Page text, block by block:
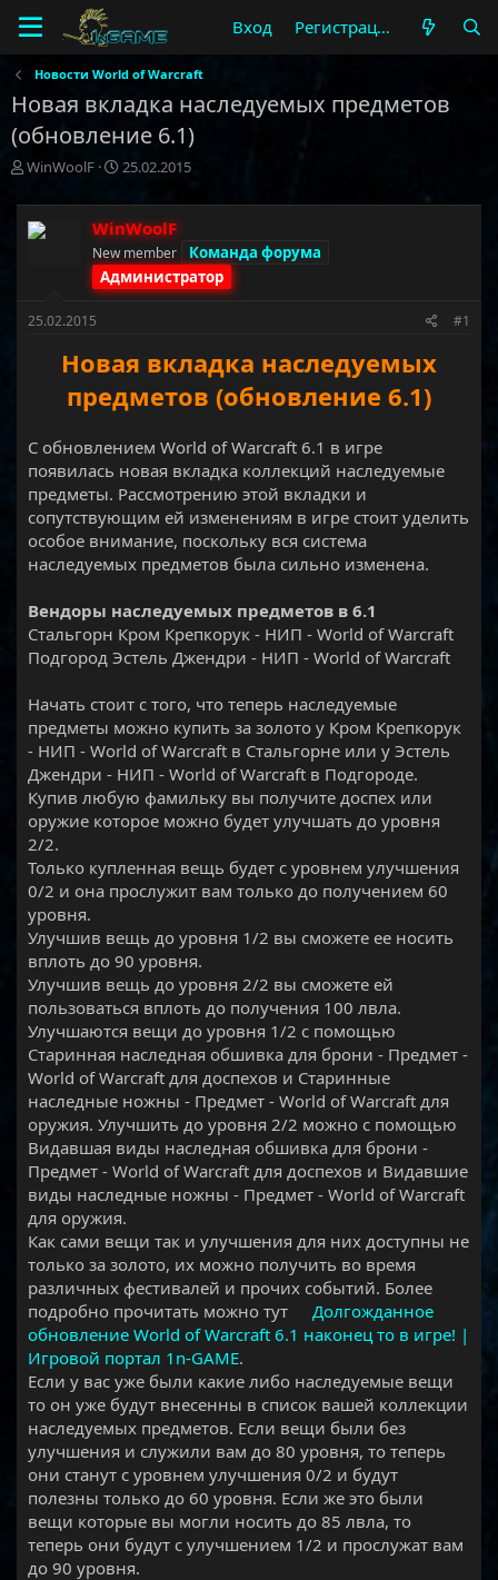
Вход Регистрация
Новости World of Warcraft
Новая вкладка наследуемых предметов
(обновление 6.1)
А
т
о
р
ы
WinWoolF
Д
т
а
н
а
ч
25.02.2015
WinWoolF
New member
Команда форума
Администратор
25.02.2015 #1
Новая вкладка наследуемых
предметов (обновление 6.1)
С обновлением World of Warcraft 6.1 в игре
появилась новая вкладка коллекций наследуемые
предметы. Рассмотрению этой вкладки и
сопутствующим ей изменениям в игре стоит уделить
особое внимание, поскольку вся система
наследуемых предметов была сильно изменена.
Вендоры наследуемых предметов в 6.1
Стальгорн Кром Крепкорук - НИП - World of Warcraft
Подгород Эстель Джендри - НИП - World of Warcraft
Начать стоит с того, что теперь наследуемые
предметы можно купить за золото у Кром Крепкорук
- НИП - World of Warcraft в Стальгорне или у Эстель
Джендри - НИП - World of Warcraft в Подгороде.
Купив любую фамильку вы получите доспех или
оружие которое можно будет улучшать до уровня
2/2.
Только купленная вещь будет с уровнем улучшения
0/2 и она прослужит вам только до получением 60
уровня.
Улучшив вещь до уровня 1/2 вы сможете ее носить
вплоть до 90 уровня.
Улучшив вещь до уровня 2/2 вы сможете ей
пользоваться вплоть до получения 100 лвла.
Улучшаются вещи до уровня 1/2 с помощью
Старинная наследная обшивка для брони - Предмет -
World of Warcraft для доспехов и Старинные
наследные ножны - Предмет - World of Warcraft для
оружия. Улучшить до уровня 2/2 можно с помощью
Видавшая виды наследная обшивка для брони -
Предмет - World of Warcraft для доспехов и Видавшие
виды наследные ножны - Предмет - World of Warcraft
для оружия.
Как сами вещи так и улучшения для них доступны не
только за золото, их можно получить во время
различных фестивалей и прочих событий. Более
подробно прочитать можно тут
Долгожданное
обновление World of Warcraft 6.1 наконец то в игре! |
Игровой портал 1n-GAME.
Если у вас уже были какие либо наследуемые вещи
то он уже будут внесенны в список вашей коллекции
наследуемых предметов. Если вещи были без
улучшения и служили вам до 80 уровня, то теперь
они станут с уровнем улучшения 0/2 и будут
полезны только до 60 уровня. Если же это были
вещи которые вы могли носить до 85 лвла, то
теперь они будут с улучшением 1/2 и прослужат вам
до 90 уровня.